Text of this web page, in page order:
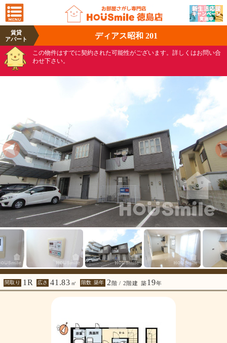
賃貸
アパート
ディアス昭和 201
この物件はすでに契約された可能性がございます。詳しくはお問い合
わせ下さい。
間取り 1R 広さ 41.83 ㎡ 階数 築年 2階 / 2階建 築19年